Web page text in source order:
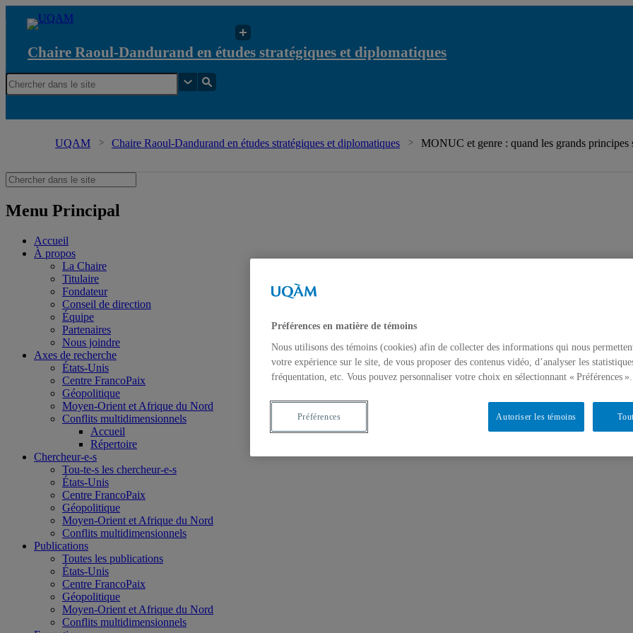
Chaire Raoul-Dandurand en études stratégiques et diplomatiques
UQAM Chaire Raoul-Dandurand en études stratégiques et diplomatiques MONUC et genre : quand les grands principes
Menu Principal
Accueil
À propos
La Chaire
Titulaire
Fondateur
Conseil de direction
Équipe
Partenaires
Nous joindre
Axes de recherche
États-Unis
Centre FrancoPaix
Géopolitique
Moyen-Orient et Afrique du Nord
Conflits multidimensionnels
Accueil
Répertoire
Chercheur-e-s
Tou-te-s les chercheur-e-s
États-Unis
Centre FrancoPaix
Géopolitique
Moyen-Orient et Afrique du Nord
Conflits multidimensionnels
Publications
Toutes les publications
États-Unis
Centre FrancoPaix
Géopolitique
Moyen-Orient et Afrique du Nord
Conflits multidimensionnels
Préférences en matière de témoins
Nous utilisons des témoins (cookies) afin de collecter des informations qui nous
votre expérience sur le site, de vous proposer des contenus vidéo, d’analyser les
fréquentation, etc. Vous pouvez personnaliser votre choix en sélectionnant « Préférences ».
Autoriser les témoins
Préférences